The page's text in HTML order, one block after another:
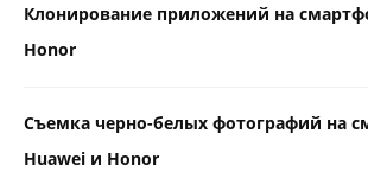
Клонирование приложений на
Honor
Съемка черно-белых фотографий на
Huawei и Honor